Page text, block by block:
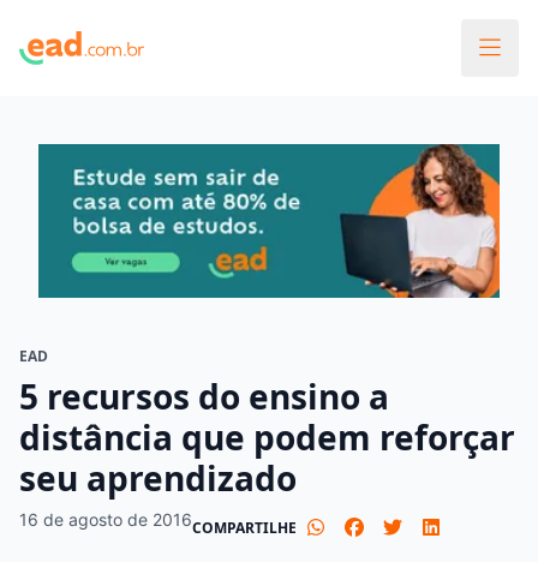
EAD
5 recursos do ensino a
distância que podem reforçar
seu aprendizado
16 de agosto de 2016COMPARTILHE